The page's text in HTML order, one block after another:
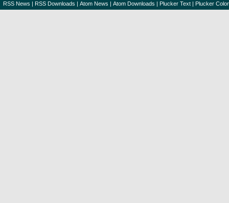
RSS News | RSS Downloads | Atom News | Atom Downloads | Plucker Text | Plucker Color